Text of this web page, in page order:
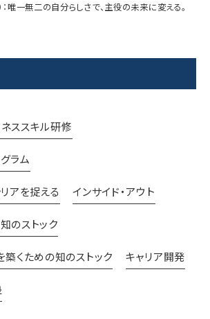
：唯一無二の自分らしさで、主役の未来に変える。
ススキル研修
ラム
アを捉える インサイド・アウト
のストック
くための知のストック キャリア開発